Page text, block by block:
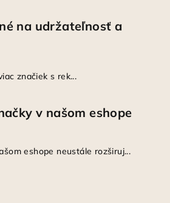
na udržateľnosť a
značiek s rek...
v našom eshope
eshope neustále rozširuj...